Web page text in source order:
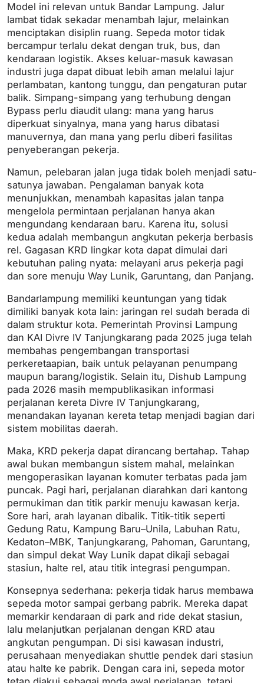
Model ini relevan untuk Bandar Lampung. Jalur
lambat tidak sekadar menambah lajur, melainkan
menciptakan disiplin ruang. Sepeda motor tidak
bercampur terlalu dekat dengan truk, bus, dan
kendaraan logistik. Akses keluar-masuk kawasan
industri juga dapat dibuat lebih aman melalui lajur
perlambatan, kantong tunggu, dan pengaturan putar
balik. Simpang-simpang yang terhubung dengan
Bypass perlu diaudit ulang: mana yang harus
diperkuat sinyalnya, mana yang harus dibatasi
manuvernya, dan mana yang perlu diberi fasilitas
penyeberangan pekerja.
Namun, pelebaran jalan juga tidak boleh menjadi satu-
satunya jawaban. Pengalaman banyak kota
menunjukkan, menambah kapasitas jalan tanpa
mengelola permintaan perjalanan hanya akan
mengundang kendaraan baru. Karena itu, solusi
kedua adalah membangun angkutan pekerja berbasis
rel. Gagasan KRD lingkar kota dapat dimulai dari
kebutuhan paling nyata: melayani arus pekerja pagi
dan sore menuju Way Lunik, Garuntang, dan Panjang.
Bandarlampung memiliki keuntungan yang tidak
dimiliki banyak kota lain: jaringan rel sudah berada di
dalam struktur kota. Pemerintah Provinsi Lampung
dan KAI Divre IV Tanjungkarang pada 2025 juga telah
membahas pengembangan transportasi
perkeretaapian, baik untuk pelayanan penumpang
maupun barang/logistik. Selain itu, Dishub Lampung
pada 2026 masih mempublikasikan informasi
perjalanan kereta Divre IV Tanjungkarang,
menandakan layanan kereta tetap menjadi bagian dari
sistem mobilitas daerah.
Maka, KRD pekerja dapat dirancang bertahap. Tahap
awal bukan membangun sistem mahal, melainkan
mengoperasikan layanan komuter terbatas pada jam
puncak. Pagi hari, perjalanan diarahkan dari kantong
permukiman dan titik parkir menuju kawasan kerja.
Sore hari, arah layanan dibalik. Titik-titik seperti
Gedung Ratu, Kampung Baru–Unila, Labuhan Ratu,
Kedaton–MBK, Tanjungkarang, Pahoman, Garuntang,
dan simpul dekat Way Lunik dapat dikaji sebagai
stasiun, halte rel, atau titik integrasi pengumpan.
Konsepnya sederhana: pekerja tidak harus membawa
sepeda motor sampai gerbang pabrik. Mereka dapat
memarkir kendaraan di park and ride dekat stasiun,
lalu melanjutkan perjalanan dengan KRD atau
angkutan pengumpan. Di sisi kawasan industri,
perusahaan menyediakan shuttle pendek dari stasiun
atau halte ke pabrik. Dengan cara ini, sepeda motor